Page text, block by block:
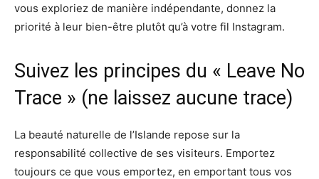
vous exploriez de manière indépendante, donnez la
priorité à leur bien-être plutôt qu’à votre fil Instagram.
Suivez les principes du « Leave No
Trace » (ne laissez aucune trace)
La beauté naturelle de l’Islande repose sur la
responsabilité collective de ses visiteurs. Emportez
toujours ce que vous emportez, en emportant tous vos